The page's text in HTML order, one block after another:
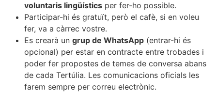
voluntaris lingüístics per fer-ho possible.
Participar-hi és gratuït, però el cafè, si en voleu
fer, va a càrrec vostre.
Es crearà un grup de WhatsApp (entrar-hi és
opcional) per estar en contracte entre trobades i
poder fer propostes de temes de conversa abans
de cada Tertúlia. Les comunicacions oficials les
farem sempre per correu electrònic.